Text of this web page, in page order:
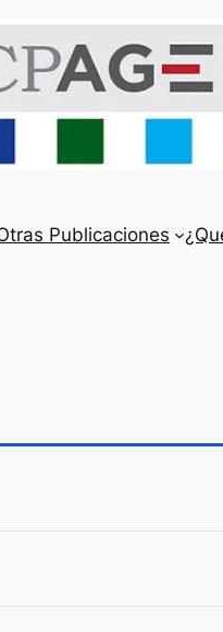
Publicaciones